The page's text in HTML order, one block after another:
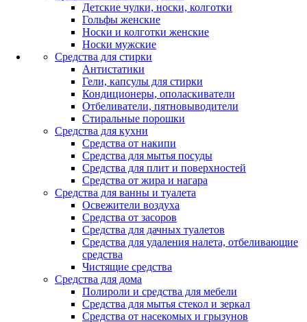
Детские чулки, носки, колготки
Гольфы женские
Носки и колготки женские
Носки мужские
Средства для стирки
Антистатики
Гели, капсулы для стирки
Кондиционеры, ополаскиватели
Отбеливатели, пятновыводители
Стиральные порошки
Средства для кухни
Средства от накипи
Средства для мытья посуды
Средства для плит и поверхностей
Средства от жира и нагара
Средства для ванны и туалета
Освежители воздуха
Средства от засоров
Средства для дачных туалетов
Средства для удаления налета, отбеливающие
средства
Чистящие средства
Средства для дома
Полироли и средства для мебели
Средства для мытья стекол и зеркал
Средства от насекомых и грызунов